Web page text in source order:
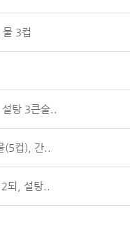
3컵
탕 3큰술..
컵), 간..
되, 설탕..